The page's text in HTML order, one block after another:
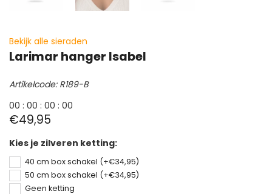
Bekijk alle sieraden
Larimar hanger Isabel
Artikelcode: R189-B
00 : 00 : 00 : 00
€49,95
Kies je zilveren ketting:
40 cm box schakel (+€34,95)
50 cm box schakel (+€34,95)
Geen ketting